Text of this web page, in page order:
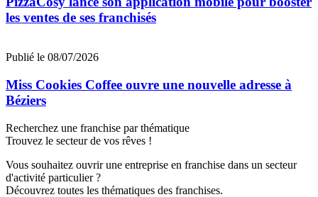
les ventes de ses franchisés
Publié le 08/07/2026
Miss Cookies Coffee ouvre une nouvelle adresse à
Béziers
Recherchez une franchise par thématique
Trouvez le secteur de vos rêves !
Vous souhaitez ouvrir une entreprise en franchise dans un secteur
d'activité particulier ?
Découvrez toutes les thématiques des franchises.